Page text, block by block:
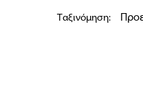
Ταξινόμηση: